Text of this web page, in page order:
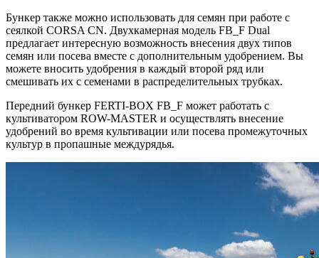
Бункер также можно использовать для семян при работе с
сеялкой CORSA CN. Двухкамерная модель FB_F Dual
предлагает интересную возможность внесения двух типов
семян или посева вместе с дополнительным удобрением. Вы
можете вносить удобрения в каждый второй ряд или
смешивать их с семенами в распределительных трубках.
Передний бункер FERTI-BOX FB_F может работать с
культиватором ROW-MASTER и осуществлять внесение
удобрений во время культивации или посева промежуточных
культур в пропашные междурядья.